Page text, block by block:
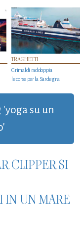
TRAGHETTI
Grimaldi raddoppia
le corse per la Sardegna
su un
CLIPPER SI
IN UN MARE